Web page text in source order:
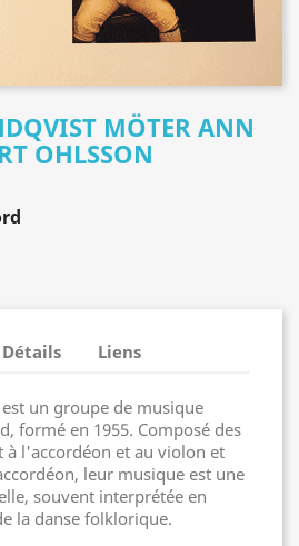
MÖTER ANN
OHLSSON
Détails Liens
un groupe de musique
formé en 1955. Composé des
à l'accordéon et au violon et
leur musique est une
souvent interprétée en
la danse folklorique.